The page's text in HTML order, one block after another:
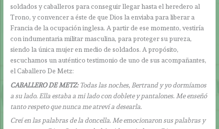
soldados y caballeros para conseguir llegar hasta el heredero al
Trono, y convencer a éste de que Dios la enviaba para liberar a
Francia de la ocupación inglesa. A partir de ese momento, vestiría
con indumentaria militar masculina, para proteger su pureza,
siendo la única mujer en medio de soldados. A propósito,
escuchamos un auténtico testimonio de uno de sus acompañantes,
el Caballero De Metz:
CABALLERO DE METZ:Todas las noches, Bertrand y yo dormíamos
a su lado. Ella estaba a mi lado con doblete y pantalones. Me enseñó
tanto respeto que nunca me atreví a desearla.
Creí en las palabras de la doncella. Me emocionaron sus palabras y